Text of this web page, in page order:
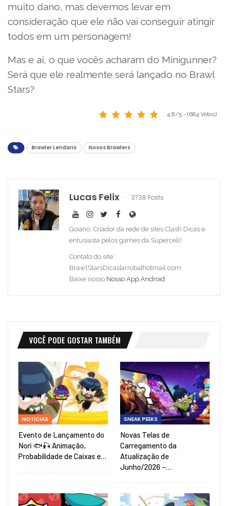
muito dano, mas devemos levar em
consideração que ele não vai conseguir atingir
todos em um personagem!
Mas e aí, o que vocês acharam do Minigunner?
Será que ele realmente será lançado no Brawl
Stars?
4.8/5 - (684 Votos)
Brawler Lendario Novos Brawlers
Lucas Felix 3738 Posts
Goiano, Criador da rede de sites Clash Dicas e
entusiasta pelos games da Supercell!
Contato do site:
BrawlStarsDicas[arroba]hotmail.com
Baixe nosso Nosso App Android
VOCÊ PODE GOSTAR TAMBÉM
NOTICIAS
Evento de Lançamento do
Nori 🐟🎣 Animação,
Probabilidade de Caixas e…
SNEAK PEEKS
Novas Telas de
Carregamento da
Atualização de
Junho/2026 –…